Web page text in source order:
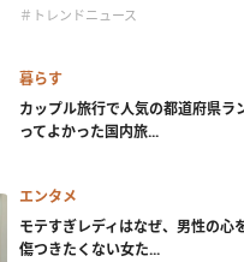
＃トレンドニュース
暮らす
カップル旅行で人気の都道府県
ってよかった国内旅...
エンタメ
モテすぎレディはなぜ、男性の心
傷つきたくない女た...